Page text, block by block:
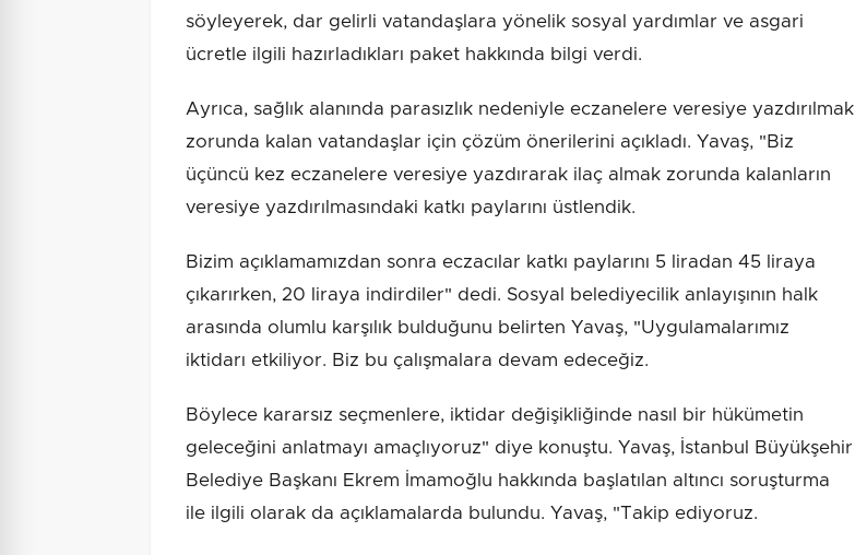
söyleyerek, dar gelirli vatandaşlara yönelik sosyal yardımlar ve asgari
ücretle ilgili hazırladıkları paket hakkında bilgi verdi.
Ayrıca, sağlık alanında parasızlık nedeniyle eczanelere veresiye yazdırılmak
zorunda kalan vatandaşlar için çözüm önerilerini açıkladı. Yavaş, "Biz
üçüncü kez eczanelere veresiye yazdırarak ilaç almak zorunda kalanların
veresiye yazdırılmasındaki katkı paylarını üstlendik.
Bizim açıklamamızdan sonra eczacılar katkı paylarını 5 liradan 45 liraya
çıkarırken, 20 liraya indirdiler" dedi. Sosyal belediyecilik anlayışının halk
arasında olumlu karşılık bulduğunu belirten Yavaş, "Uygulamalarımız
iktidarı etkiliyor. Biz bu çalışmalara devam edeceğiz.
Böylece kararsız seçmenlere, iktidar değişikliğinde nasıl bir hükümetin
geleceğini anlatmayı amaçlıyoruz" diye konuştu. Yavaş, İstanbul Büyükşehir
Belediye Başkanı Ekrem İmamoğlu hakkında başlatılan altıncı soruşturma
ile ilgili olarak da açıklamalarda bulundu. Yavaş, "Takip ediyoruz.